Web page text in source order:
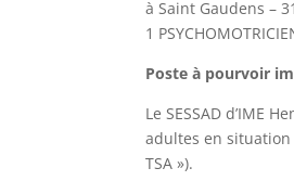
à Saint Gaudens –
1
Poste à pourvoir
Le SESSAD d’IME
adultes en situation
TSA »).